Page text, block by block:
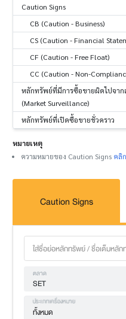
Caution Signs
CB (Caution - Business)
CS (Caution - Financial
CF (Caution - Free Float)
CC (Caution - Non-
หลักทรัพย์ที่มีการซื้อขายผิดไปจา
(Market Surveillance)
หลักทรัพย์ที่เปิดซื้อขายชั่วคราว
หมายเหตุ
ความหมายของ Caution Signs คลิก
Caution Signs
ตลาด
SET
ประเภทเครื่องหมาย
ทั้งหมด